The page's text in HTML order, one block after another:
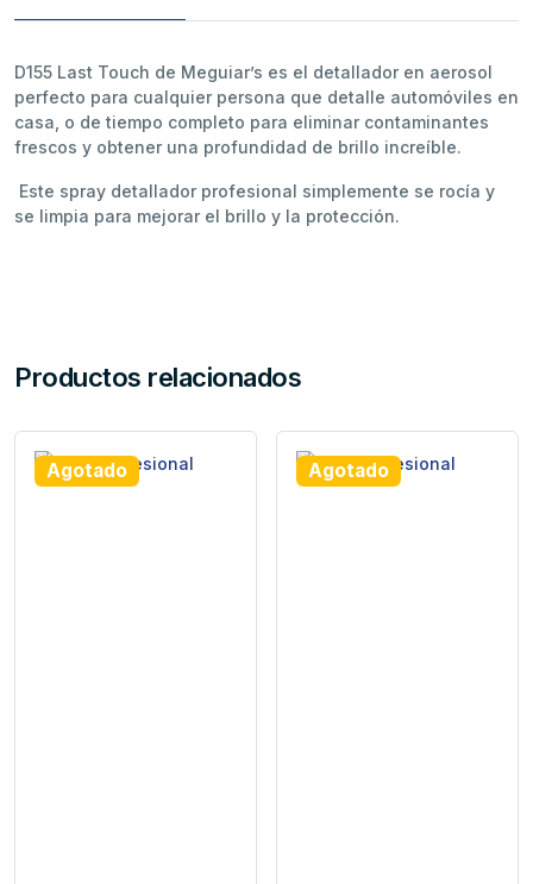
D155 Last Touch de Meguiar’s es el detallador en aerosol
perfecto para cualquier persona que detalle automóviles en
casa, o de tiempo completo para eliminar contaminantes
frescos y obtener una profundidad de brillo increíble.
Este spray detallador profesional simplemente se rocía y
se limpia para mejorar el brillo y la protección.
Productos relacionados
Agotado Agotado